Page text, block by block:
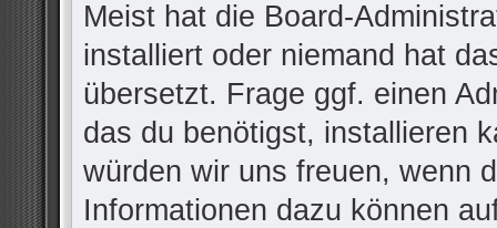
Meist hat die Board-
installiert oder niemand hat
übersetzt. Frage ggf. einen
das du benötigst, installieren
würden wir uns freuen, wenn
Informationen dazu können